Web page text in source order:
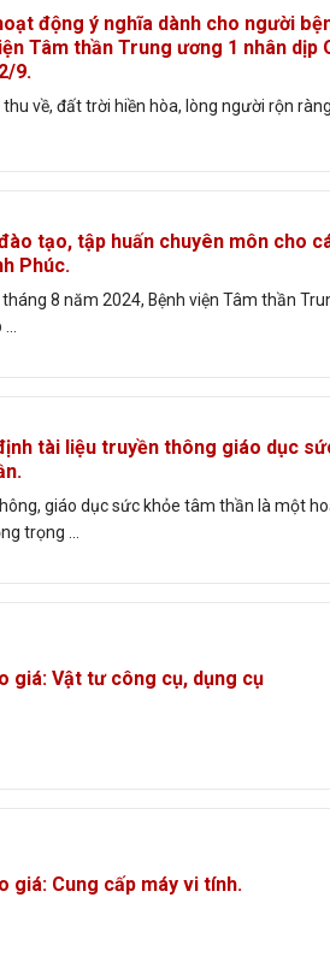
động ý nghĩa dành cho người
Tâm thần Trung ương 1 nhân dịp
9.
về, đất trời hiền hòa, lòng người rộn
tạo, tập huấn chuyên môn cho
Phúc.
8 năm 2024, Bệnh viện Tâm thần
tài liệu truyền thông giáo dục
giáo dục sức khỏe tâm thần là một
trọng ...
giá: Vật tư công cụ, dụng cụ
giá: Cung cấp máy vi tính.